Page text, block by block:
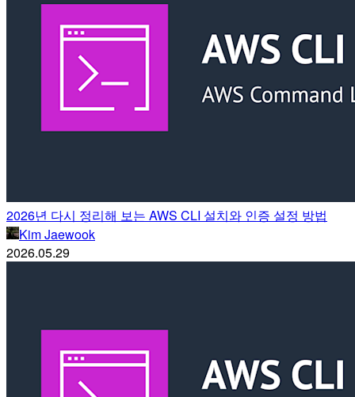
2026년 다시 정리해 보는 AWS CLI 설치와 인증 설정 방법
Kim Jaewook
2026.05.29